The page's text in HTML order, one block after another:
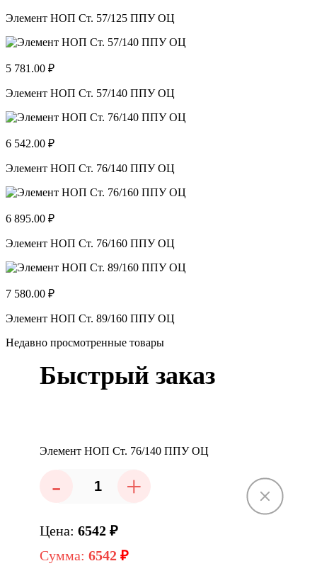
Элемент НОП Ст. 57/125 ППУ ОЦ
5 781.00 ₽
Элемент НОП Ст. 57/140 ППУ ОЦ
6 542.00 ₽
Элемент НОП Ст. 76/140 ППУ ОЦ
6 895.00 ₽
Элемент НОП Ст. 76/160 ППУ ОЦ
7 580.00 ₽
Элемент НОП Ст. 89/160 ППУ ОЦ
Недавно просмотренные товары
Быстрый заказ
Элемент НОП Ст. 76/140 ППУ ОЦ
- +
Цена: 6542 ₽
Сумма: 6542 ₽